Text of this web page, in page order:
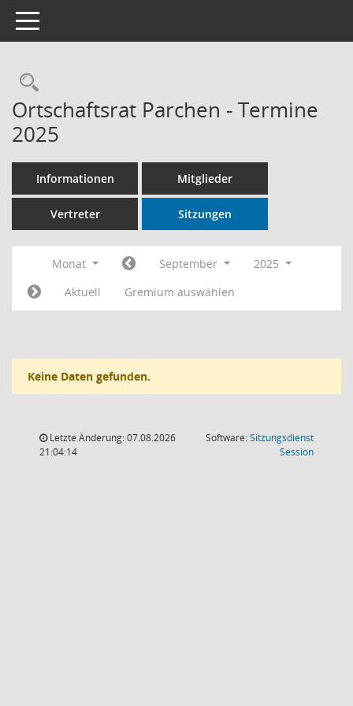
Toggle navigation
Rechercheauswahl
Ortschaftsrat Parchen - Termine
2025
Informationen Mitglieder
Vertreter Sitzungen
Monat September
2025
Aktuell
Gremium auswählen
Keine Daten gefunden.
Letzte Änderung: 07.08.2026
21:04:14
Software:Sitzungsdienst
Session(Wird in